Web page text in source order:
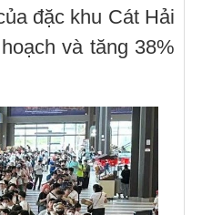
đặc khu Cát Hải
và tăng 38%